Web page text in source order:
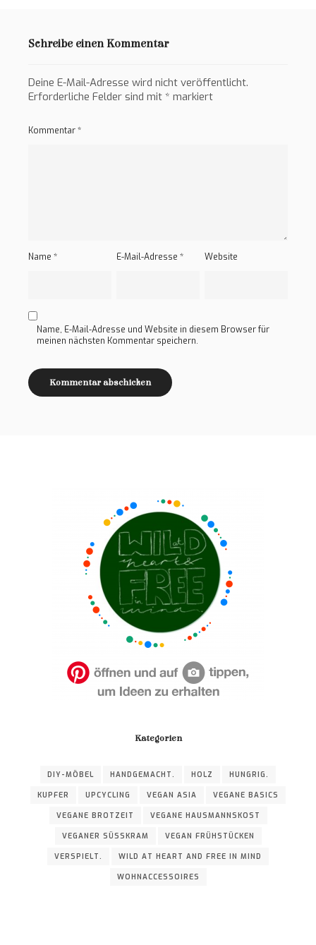
Schreibe einen Kommentar
Deine E-Mail-Adresse wird nicht veröffentlicht.
Erforderliche Felder sind mit * markiert
Kommentar*
Name * E-Mail-Adresse* Website
Name, E-Mail-Adresse und Website in diesem Browser für
meinen nächsten Kommentar speichern.
Kategorien
DIY-MÖBEL HANDGEMACHT. HOLZ HUNGRIG.
KUPFER UPCYCLING VEGAN ASIA VEGANE BASICS
VEGANE BROTZEIT VEGANE HAUSMANNSKOST
VEGANER SÜSSKRAM VEGAN FRÜHSTÜCKEN
VERSPIELT. WILD AT HEART AND FREE IN MIND
WOHNACCESSOIRES